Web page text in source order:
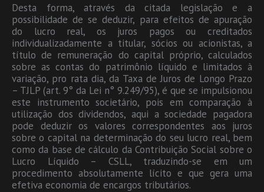
Desta forma, através da citada legislação e a
possibilidade de se deduzir, para efeitos de apuração
do lucro real, os juros pagos ou creditados
individualizadamente a titular, sócios ou acionistas, a
título de remuneração do capital próprio, calculados
sobre as contas do patrimônio líquido e limitados à
variação, pro rata dia, da Taxa de Juros de Longo Prazo
– TJLP (art. 9° da Lei n° 9.249/95), é que se impulsionou
este instrumento societário, pois em comparação à
utilização dos dividendos, aqui a sociedade pagadora
pode deduzir os valores correspondentes aos juros
sobre o capital na determinação do seu lucro real, bem
como da base de cálculo da Contribuição Social sobre o
Lucro Líquido – CSLL, traduzindo-se em um
procedimento absolutamente lícito e que gera uma
efetiva economia de encargos tributários.